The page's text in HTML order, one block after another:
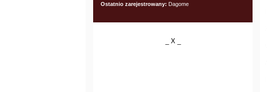
Ostatnio zarejestrowany: Dagome
_ X _